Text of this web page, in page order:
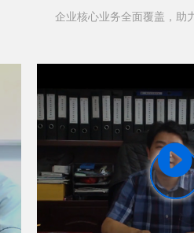
企业核心业务全面覆盖，助